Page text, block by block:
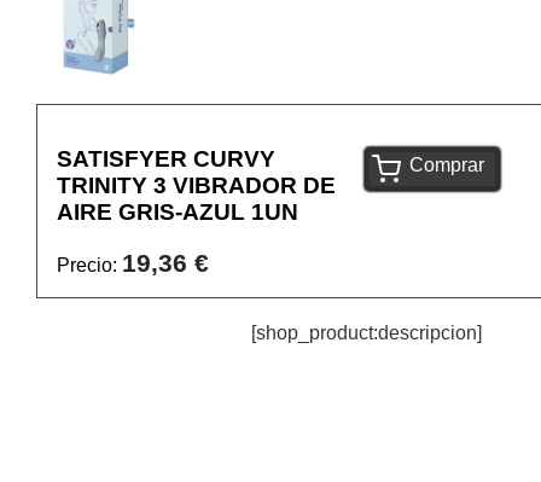
SATISFYER CURVY
TRINITY 3 VIBRADOR DE
AIRE GRIS-AZUL 1UN
Precio: 19,36 €
Comprar
[shop_product:descripcion]